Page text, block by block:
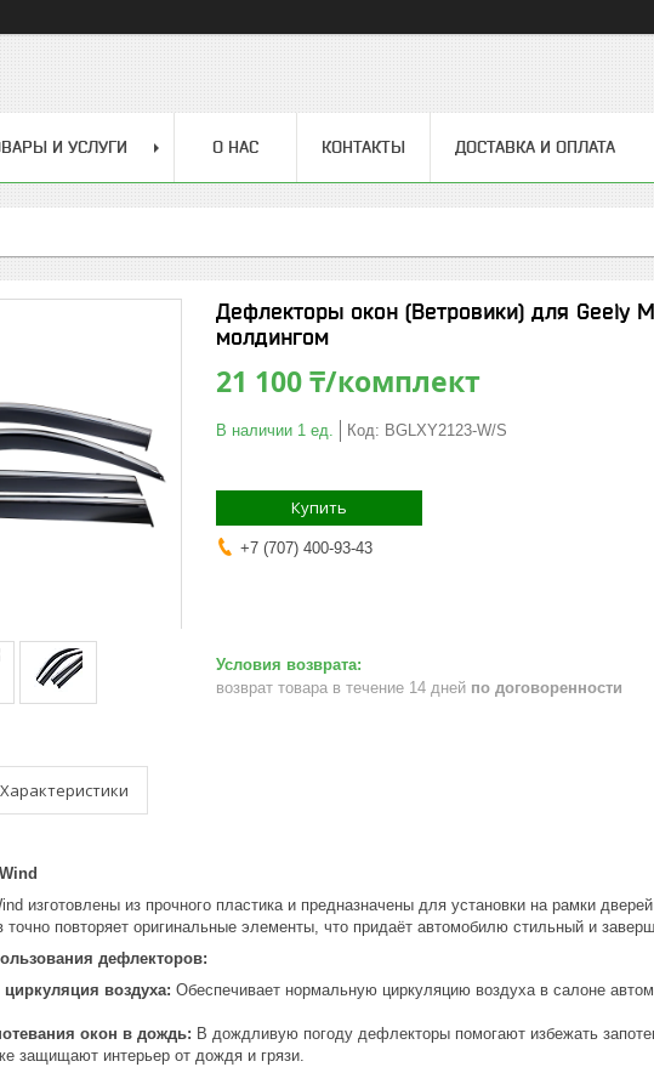
И УСЛУГИ О НАС КОНТАКТЫ ДОСТАВКА И ОПЛАТА
Дефлекторы окон (Ветровики) для Geely
молдингом
21 100 ₸/комплект
В наличии 1 ед. Код: BGLXY2123-W/S
Купить
+7 (707) 400-93-43
возврат товара в течение 14 дней по договоренности
Характеристики
изготовлены из прочного пластика и предназначены для установки на рамки
повторяет оригинальные элементы, что придаёт автомобилю стильный и
дефлекторов:
циркуляция воздуха: Обеспечивает нормальную циркуляцию воздуха в салоне
окон в дождь: В дождливую погоду дефлекторы помогают избежать
защищают интерьер от дождя и грязи.